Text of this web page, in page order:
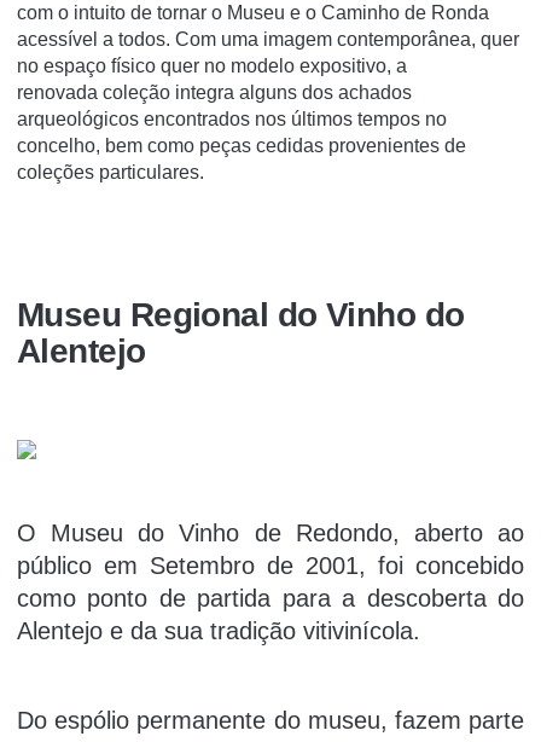
com o intuito de tornar o Museu e o Caminho de Ronda
acessível a todos. Com uma imagem contemporânea, quer
no espaço físico quer no modelo expositivo, a
renovada coleção integra alguns dos achados
arqueológicos encontrados nos últimos tempos no
concelho, bem como peças cedidas provenientes de
coleções particulares.
Museu Regional do Vinho do
Alentejo
O Museu do Vinho de Redondo, aberto ao
público em Setembro de 2001, foi concebido
como ponto de partida para a descoberta do
Alentejo e da sua tradição vitivinícola.
Do espólio permanente do museu, fazem parte